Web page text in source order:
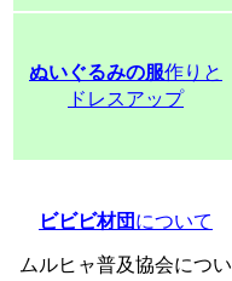
ぬいぐるみの服作りと
ドレスアップ
ビビビ材団 について
ムルヒャ普及協会につい